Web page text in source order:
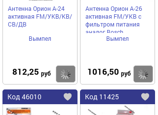
Антенна Орион А-24
активная FM/УКВ/КВ/
СВ/ДВ
Вымпел
812,25 руб Купить
Антенна Орион А-26
активная FM/УКВ с
фильтром питания
аналог Bosch
Вымпел
1016,50 руб
Код 46010
Добавить
Код 11425